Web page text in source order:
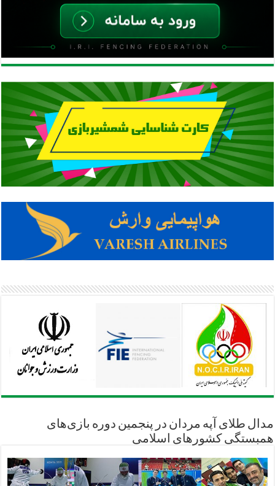
مدال طلای آپه مردان در پنجمین دوره بازی‌های
همبستگی کشورهای اسلامی